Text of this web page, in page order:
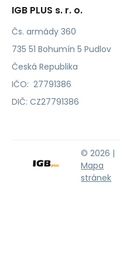
IGB PLUS s. r. o.
Čs. armády 360
735 51 Bohumín 5 Pudlov
Česká Republika
IČO: 27791386
DIČ: CZ27791386
© 2026 |
Mapa
stránek